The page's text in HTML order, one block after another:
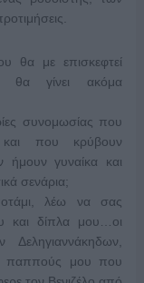
θα με επισκεφτεί
θα γίνει ακόμα
συνομωσίας που
που κρύβουν
ήμουν γυναίκα και
σενάρια;
λέω να σας
και δίπλα μου…οι
παππούς μου που